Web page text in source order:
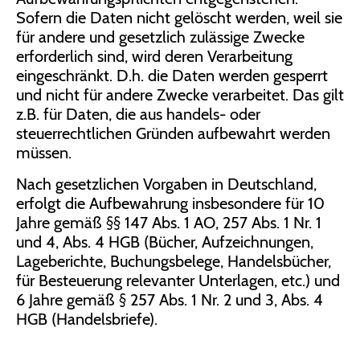
Sofern die Daten nicht gelöscht werden, weil sie
für andere und gesetzlich zulässige Zwecke
erforderlich sind, wird deren Verarbeitung
eingeschränkt. D.h. die Daten werden gesperrt
und nicht für andere Zwecke verarbeitet. Das gilt
z.B. für Daten, die aus handels- oder
steuerrechtlichen Gründen aufbewahrt werden
müssen.
Nach gesetzlichen Vorgaben in Deutschland,
erfolgt die Aufbewahrung insbesondere für 10
Jahre gemäß §§ 147 Abs. 1 AO, 257 Abs. 1 Nr. 1
und 4, Abs. 4 HGB (Bücher, Aufzeichnungen,
Lageberichte, Buchungsbelege, Handelsbücher,
für Besteuerung relevanter Unterlagen, etc.) und
6 Jahre gemäß § 257 Abs. 1 Nr. 2 und 3, Abs. 4
HGB (Handelsbriefe).